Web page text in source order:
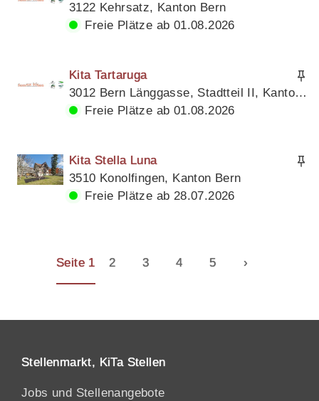
3122 Kehrsatz, Kanton Bern
Freie Plätze ab 01.08.2026
Kita Tartaruga
3012 Bern Länggasse, Stadtteil II, Kanton Bern
Freie Plätze ab 01.08.2026
Kita Stella Luna
3510 Konolfingen, Kanton Bern
Freie Plätze ab 28.07.2026
Seite 1 2 3 4 5 ›
Stellenmarkt, KiTa Stellen
Jobs und Stellenangebote